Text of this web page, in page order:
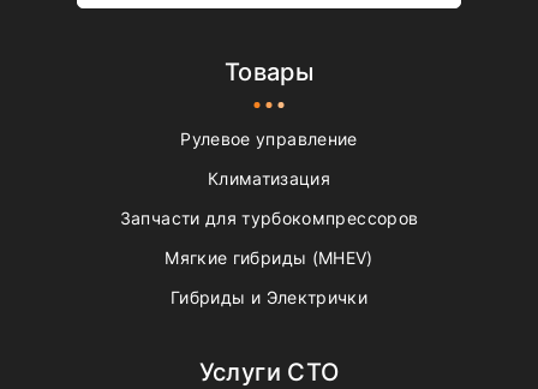
Товары
Рулевое управление
Климатизация
Запчасти для турбокомпрессоров
Мягкие гибриды (MHEV)
Гибриды и Электрички
Услуги СТО